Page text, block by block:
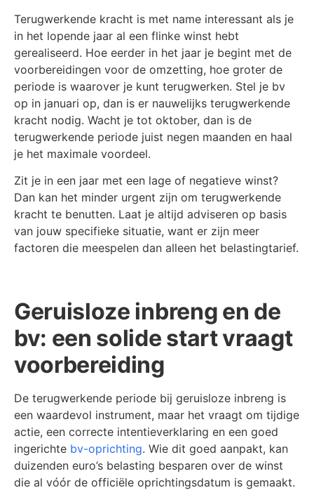
Terugwerkende kracht is met name interessant als je
in het lopende jaar al een flinke winst hebt
gerealiseerd. Hoe eerder in het jaar je begint met de
voorbereidingen voor de omzetting, hoe groter de
periode is waarover je kunt terugwerken. Stel je bv
op in januari op, dan is er nauwelijks terugwerkende
kracht nodig. Wacht je tot oktober, dan is de
terugwerkende periode juist negen maanden en haal
je het maximale voordeel.
Zit je in een jaar met een lage of negatieve winst?
Dan kan het minder urgent zijn om terugwerkende
kracht te benutten. Laat je altijd adviseren op basis
van jouw specifieke situatie, want er zijn meer
factoren die meespelen dan alleen het belastingtarief.
Geruisloze inbreng en de
bv: een solide start vraagt
voorbereiding
De terugwerkende periode bij geruisloze inbreng is
een waardevol instrument, maar het vraagt om tijdige
actie, een correcte intentieverklaring en een goed
ingerichte bv-oprichting. Wie dit goed aanpakt, kan
duizenden euro’s belasting besparen over de winst
die al vóór de officiële oprichtingsdatum is gemaakt.